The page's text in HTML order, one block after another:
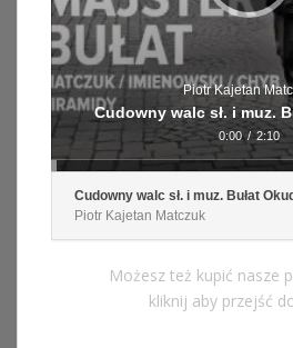
Piotr Kajetan
Cudowny walc sł. i muz.
0:00 / 2:10
Cudowny walc sł. i muz. Bułat
Piotr Kajetan Matczuk
Możesz też kupić nasze
kliknij aby przejść